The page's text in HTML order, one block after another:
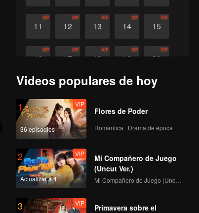
11
VIP
12
VIP
13
VIP
14
VIP
15
VIP
16
VIP
17
VIP
18
VIP
19
VIP
20
VIP
VIP VIP VIP VIP
25
26
VIP
27
VIP VIP VIP
Videos populares de hoy
1
36 episodios
VIP
Flores de Poder
Romántica · Drama de época
2
Actualizar a 4
VIP
Mi Compañero de Juego
(Uncut Ver.)
Mi Compañero de Juego (Uncut Ver.)
3 VIP
Primavera sobre el